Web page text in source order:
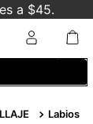
a $45.
Labios